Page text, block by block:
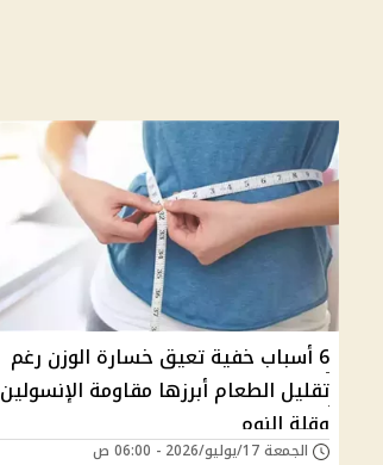
6 أسباب خفية تعيق خسارة الوزن رغم
تقليل الطعام أبرزها مقاومة الإنسولين
وقلة النوم
الجمعة 17/يوليو/2026 - 06:00 ص